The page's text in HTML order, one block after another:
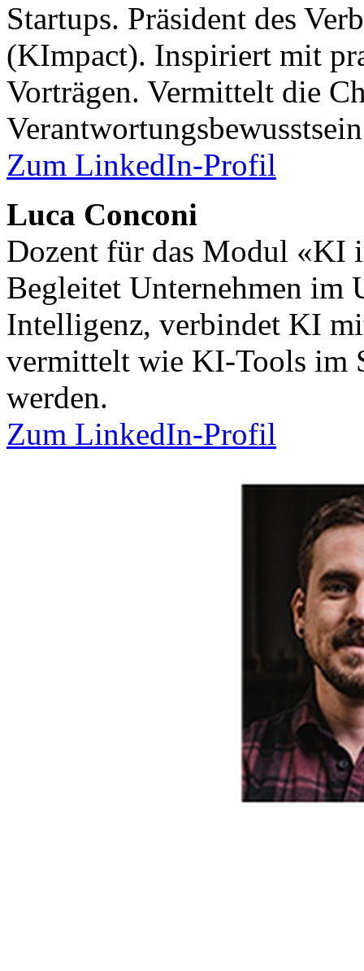
Startups. Präsident des
(KImpact). Inspiriert mit
Vorträgen. Vermittelt die
Zum LinkedIn-Profil
Luca Conconi
Dozent für das Modul «KI
Begleitet Unternehmen im
Intelligenz, verbindet KI
vermittelt wie KI-Tools im
werden.
Zum LinkedIn-Profil